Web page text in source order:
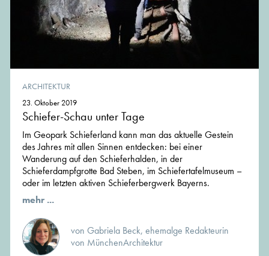
ARCHITEKTUR
23. Oktober 2019
Schiefer-Schau unter Tage
Im Geopark Schieferland kann man das aktuelle Gestein
des Jahres mit allen Sinnen entdecken: bei einer
Wanderung auf den Schieferhalden, in der
Schieferdampfgrotte Bad Steben, im Schiefertafelmuseum –
oder im letzten aktiven Schieferbergwerk Bayerns.
mehr ...
von Gabriela Beck, ehemalge Redakteurin
von MünchenArchitektur